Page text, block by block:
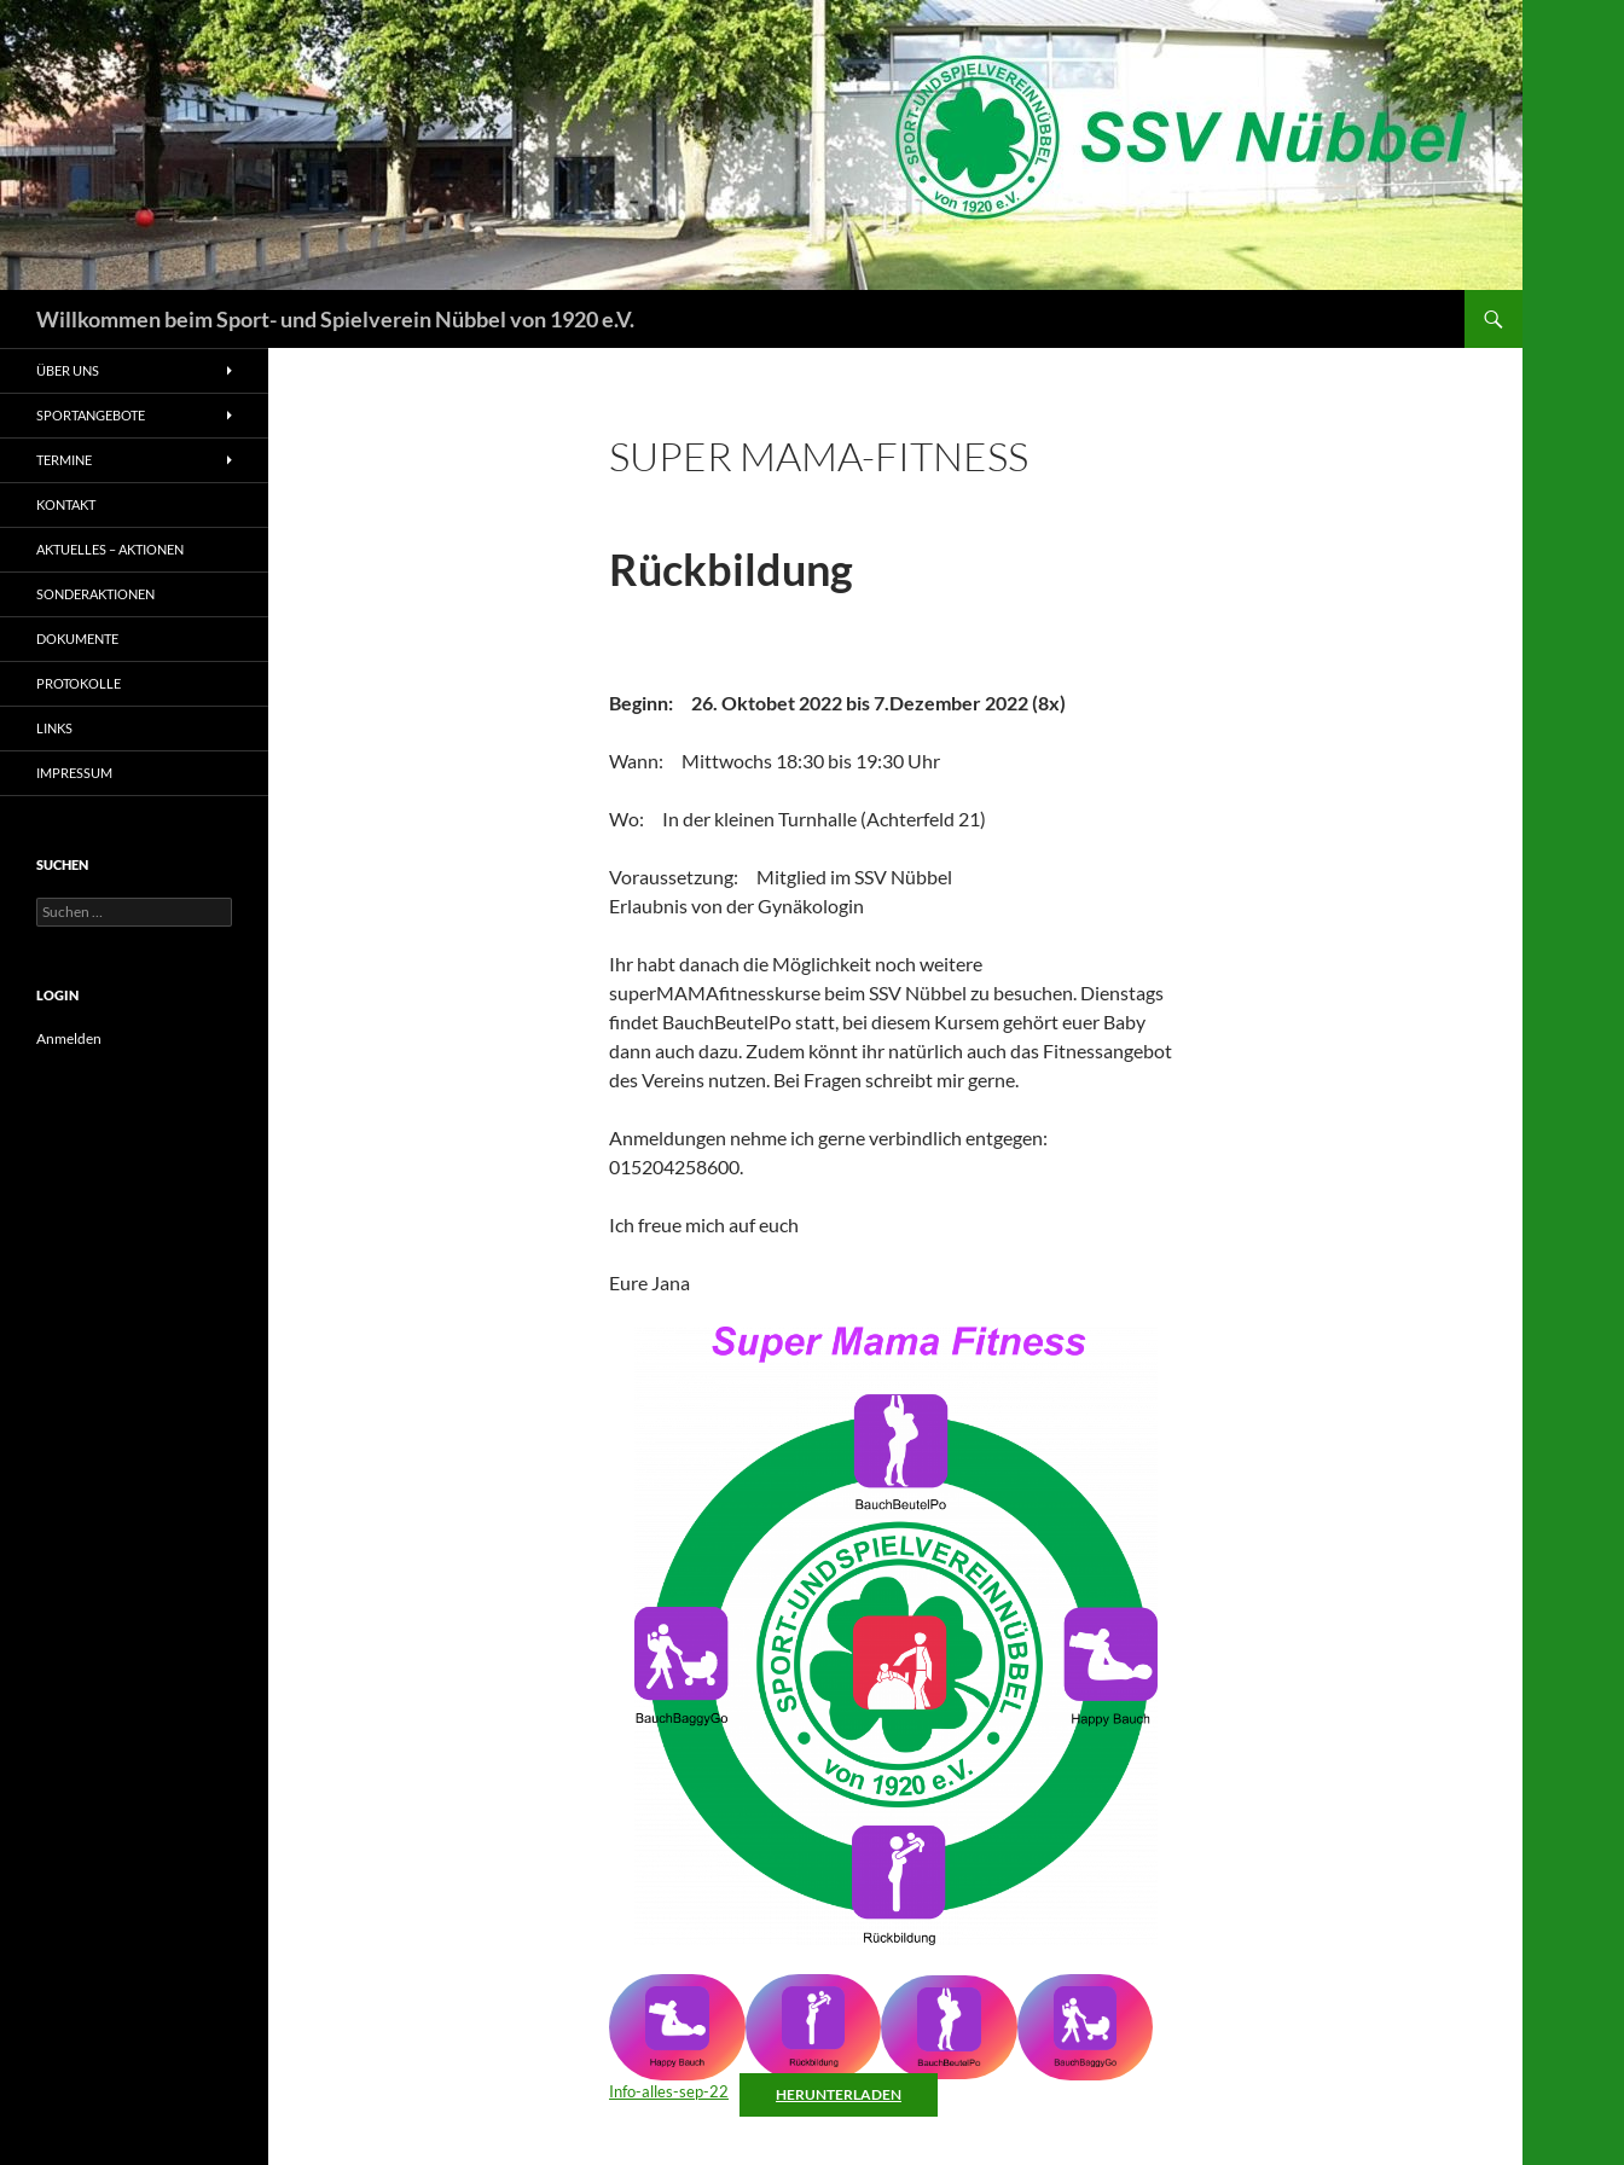
Willkommen beim Sport- und Spielverein Nübbel von 1920 e.V.
SUPER MAMA-FITNESS
Rückbildung
Beginn: 26. Oktobet 2022 bis 7.Dezember 2022 (8x)
Wann: Mittwochs 18:30 bis 19:30 Uhr
Wo: In der kleinen Turnhalle (Achterfeld 21)
Voraussetzung: Mitglied im SSV Nübbel
Erlaubnis von der Gynäkologin
Ihr habt danach die Möglichkeit noch weitere
superMAMAfitnesskurse beim SSV Nübbel zu besuchen. Dienstags
findet BauchBeutelPo statt, bei diesem Kursem gehört euer Baby
dann auch dazu. Zudem könnt ihr natürlich auch das Fitnessangebot
des Vereins nutzen. Bei Fragen schreibt mir gerne.
Anmeldungen nehme ich gerne verbindlich entgegen:
015204258600.
Ich freue mich auf euch
Eure Jana
Info-alles-sep-22 HERUNTERLADEN
ÜBER UNS
SPORTANGEBOTE
TERMINE
KONTAKT
AKTUELLES – AKTIONEN
SONDERAKTIONEN
DOKUMENTE
PROTOKOLLE
LINKS
IMPRESSUM
SUCHEN
Suchen
nach:
LOGIN
Anmelden